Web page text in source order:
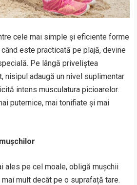
cele mai simple și eficiente forme
este practicată pe plajă, devine
Pe lângă priveliștea
nisipul adaugă un nivel suplimentar
intens musculatura picioarelor.
puternice, mai tonifiate și mai
ales pe cel moale, obligă mușchii
mult decât pe o suprafață tare.